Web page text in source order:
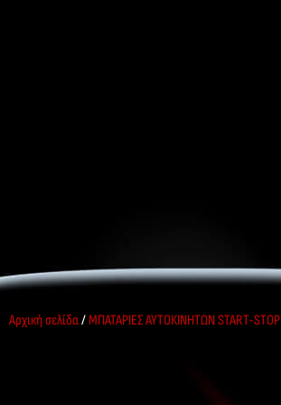
Αρχική σελίδα/ΜΠΑΤΑΡΙΕΣ ΑΥΤΟΚΙΝΗΤΩΝ START-STOP